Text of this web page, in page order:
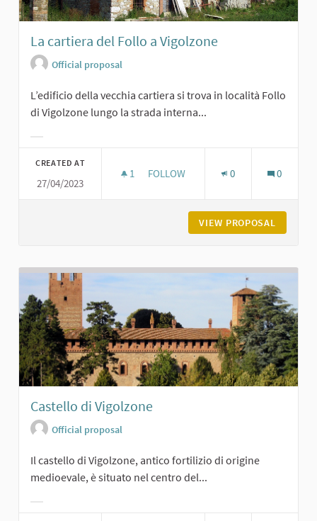
La cartiera del Follo a Vigolzone
Official proposal
L’edificio della vecchia cartiera si trova in località Follo
di Vigolzone lungo la strada interna...
CREATED AT
27/04/2023
1 1 FOLLOWER
FOLLOW 0 0
VIEW PROPOSAL
Castello di Vigolzone
Official proposal
Il castello di Vigolzone, antico fortilizio di origine
medioevale, è situato nel centro del...